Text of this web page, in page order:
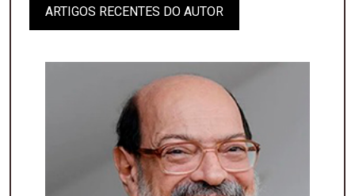
ARTIGOS RECENTES DO AUTOR